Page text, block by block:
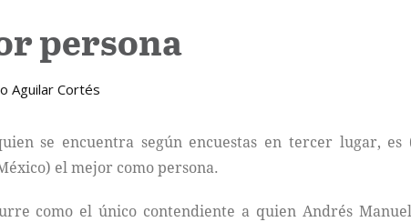
persona
Aguilar Cortés
se encuentra según encuestas en tercer lugar,
el mejor como persona.
como el único contendiente a quien Andrés